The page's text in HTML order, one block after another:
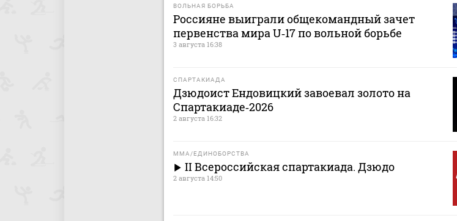
ВОЛЬНАЯ БОРЬБА
Россияне выиграли общекомандный зачет
первенства мира U‑17 по вольной борьбе
3 августа 16:38
СПАРТАКИАДА
Дзюдоист Ендовицкий завоевал золото на
Спартакиаде‑2026
2 августа 16:32
MMA/ЕДИНОБОРСТВА
II Всероссийская спартакиада. Дзюдо
2 августа 14:50